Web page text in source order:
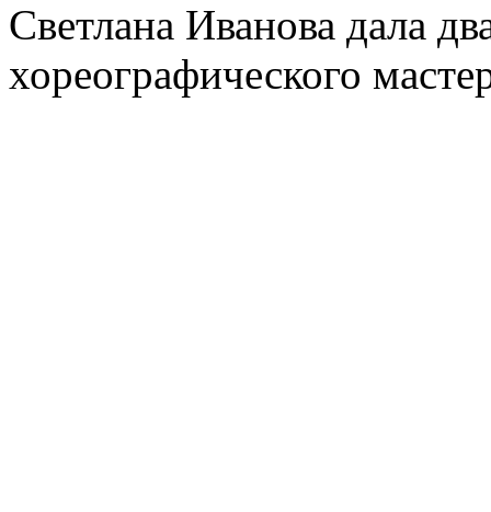
Светлана Иванова дала
хореографического